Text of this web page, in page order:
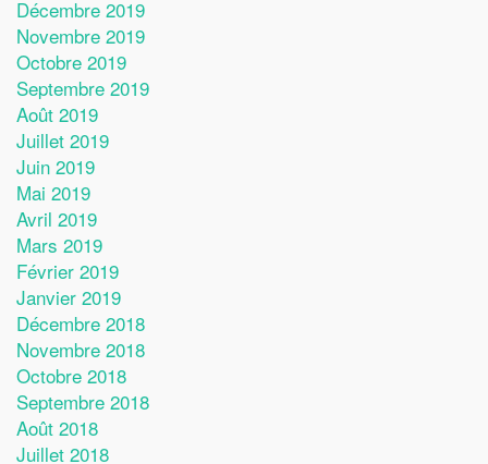
Décembre 2019
Novembre 2019
Octobre 2019
Septembre 2019
Août 2019
Juillet 2019
Juin 2019
Mai 2019
Avril 2019
Mars 2019
Février 2019
Janvier 2019
Décembre 2018
Novembre 2018
Octobre 2018
Septembre 2018
Août 2018
Juillet 2018